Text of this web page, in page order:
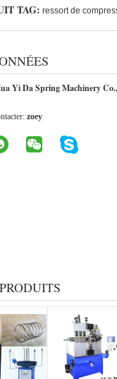
TAG: ressort de
Yi Da Spring Machinery Co.,
zoey